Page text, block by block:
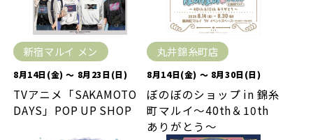
新宿マルイ メン
8月14日(金) ～ 8月23日(日)
TVアニメ「SAKAMOTO
DAYS」POP UP SHOP
丸井錦糸町店
8月14日(金) ～ 8月30日(日)
ぼのぼのショップ in 錦糸
町マルイ～40th＆10th
ありがとう～